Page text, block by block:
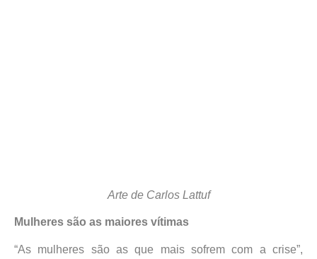
Arte de Carlos Lattuf
Mulheres são as maiores vítimas
“As mulheres são as que mais sofrem com a crise”,